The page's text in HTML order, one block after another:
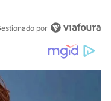
por